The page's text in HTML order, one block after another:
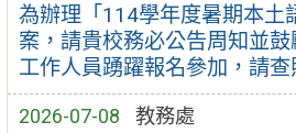
為辦理「114學年度暑期本土
案，請貴校務必公告周知並
工作人員踴躍報名參加，請查
2026-07-08 教務處